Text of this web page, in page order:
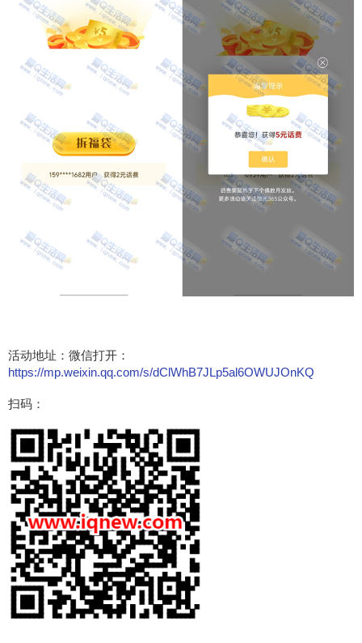
活动地址：微信打开：
https://mp.weixin.qq.com/s/dClWhB7JLp5al6OWUJOnKQ
扫码：